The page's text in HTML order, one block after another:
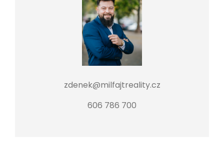
zdenek@milfajtreality.cz
606 786 700